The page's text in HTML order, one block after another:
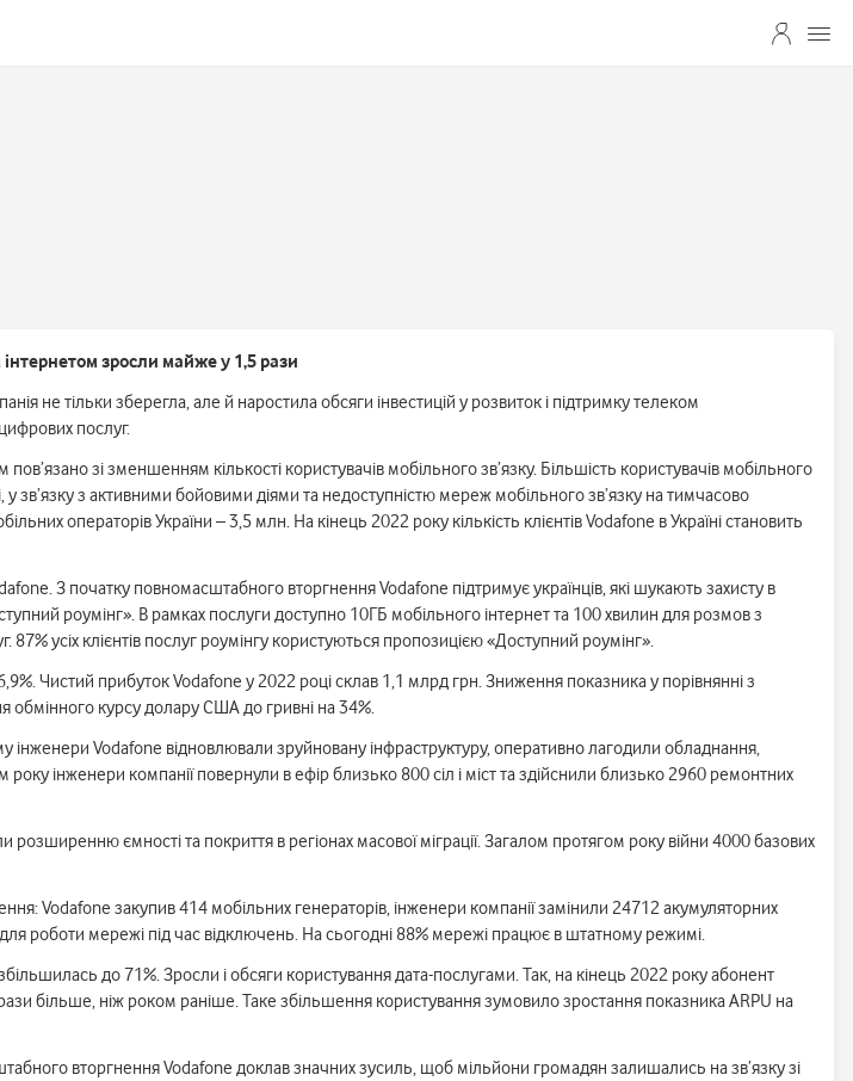
зросли майже у 1,5 рази
не тільки зберегла, але й наростила обсяги інвестицій у розвиток і підтримку телеком
послуг.
зі зменшенням кількості користувачів мобільного зв’язку. Більшість користувачів мобільного
у зв’язку з активними бойовими діями та недоступністю мереж мобільного зв’язку на тимчасово
операторів України – 3,5 млн. На кінець 2022 року кількість клієнтів Vodafone в Україні становить
З початку повномасштабного вторгнення Vodafone підтримує українців, які шукають захисту в
роумінг». В рамках послуги доступно 10ГБ мобільного інтернет та 100 хвилин для розмов з
усіх клієнтів послуг роумінгу користуються пропозицією «Доступний роумінг».
Чистий прибуток Vodafone у 2022 році склав 1,1 млрд грн. Зниження показника у порівнянні з
обмінного курсу долару США до гривні на 34%.
інженери Vodafone відновлювали зруйновану інфраструктуру, оперативно лагодили обладнання,
інженери компанії повернули в ефір близько 800 сіл і міст та здійснили близько 2960 ремонтних
ємності та покриття в регіонах масової міграції. Загалом протягом року війни 4000 базових
Vodafone закупив 414 мобільних генераторів, інженери компанії замінили 24712 акумуляторних
роботи мережі під час відключень. На сьогодні 88% мережі працює в штатному режимі.
до 71%. Зросли і обсяги користування дата-послугами. Так, на кінець 2022 року абонент
більше, ніж роком раніше. Таке збільшення користування зумовило зростання показника ARPU на
вторгнення Vodafone доклав значних зусиль, щоб мільйони громадян залишались на зв’язку зі